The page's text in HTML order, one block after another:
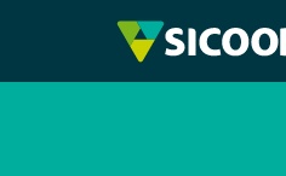
Pular para o Conteúdo principal